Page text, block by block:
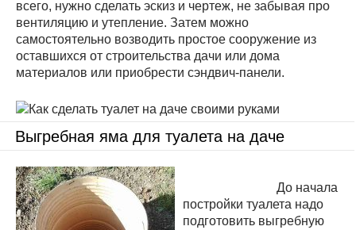
всего, нужно сделать эскиз и чертеж, не забывая про
вентиляцию и утепление. Затем можно
самостоятельно возводить простое сооружение из
оставшихся от строительства дачи или дома
материалов или приобрести сэндвич-панели.
Выгребная яма для туалета на даче
До начала
постройки туалета надо
подготовить выгребную